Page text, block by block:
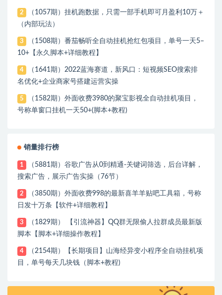
2
（1057期）挂机跑数据，只需一部手机即可月盈利10万＋
（内部玩法）
3
（1508期）番茄畅听全自动挂机抢红包项目，单号一天5–
10+【永久脚本+详细教程】
4
（1641期）2022蓝海赛道，新风口：短视频SEO搜索排
名优化+企业商家号搭建运营实操
5
（1582期）外面收费3980的聚宝影视全自动挂机项目，
号称单窗口挂机一天50+(脚本+教程)
销量排行榜
1
（5881期）谷歌广告从0到精通-关键词筛选，后台详解，
搜索广告，展示广告实操（76节）
2
（3850期）外面收费998的最新喜羊羊贴吧工具箱，号称
日发十万条【软件+详细教程】
3
（1829期） 【引流神器】QQ群无限偷人拉群成员最新版
脚本【脚本+详细操作教程】
4
（2154期）【长期项目】山海经异变小程序全自动挂机项
目，单号每天几块钱（脚本+教程)